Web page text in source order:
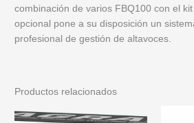
combinación de varios FBQ100 con el
opcional pone a su disposición un
profesional de gestión de altavoces.
Productos relacionados